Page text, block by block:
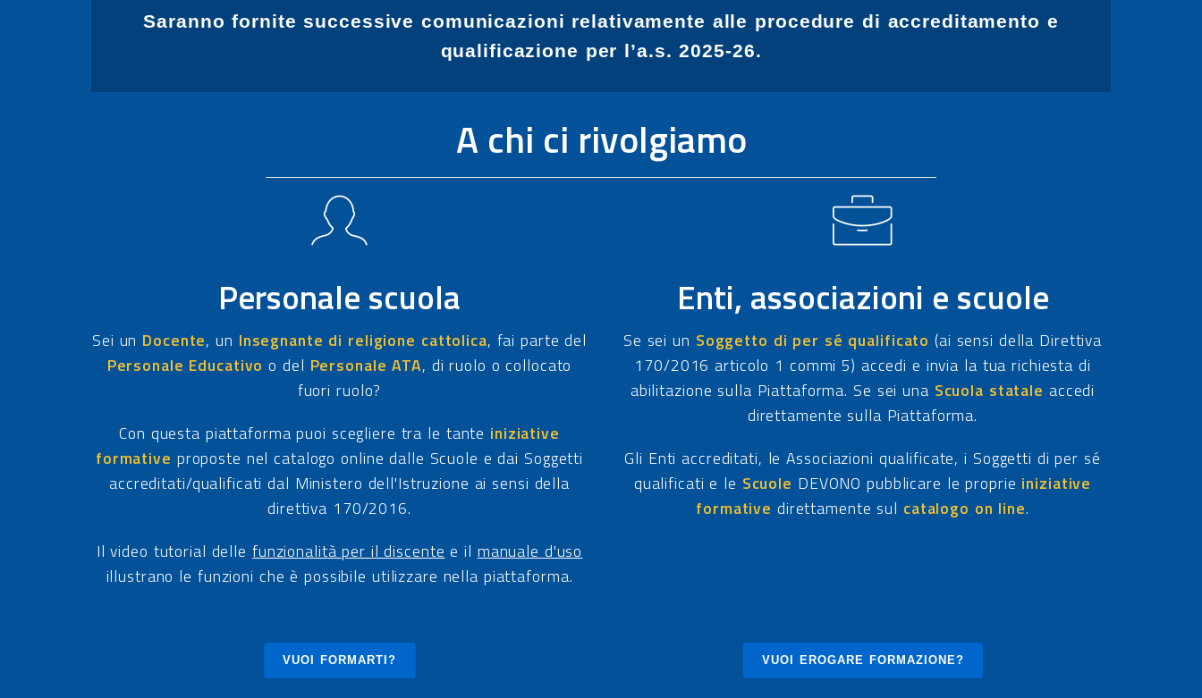
Saranno fornite successive comunicazioni relativamente alle procedure di accreditamento e
qualificazione per l’a.s. 2025-26.
A chi ci rivolgiamo
Personale scuola
Sei un Docente, un Insegnante di religione cattolica, fai parte del
Personale Educativo o del Personale ATA, di ruolo o collocato
fuori ruolo?
Con questa piattaforma puoi scegliere tra le tante iniziative
formative proposte nel catalogo online dalle Scuole e dai Soggetti
accreditati/qualificati dal Ministero dell'Istruzione ai sensi della
direttiva 170/2016.
Il video tutorial delle funzionalità per il discente e il manuale d'uso
illustrano le funzioni che è possibile utilizzare nella piattaforma.
VUOI FORMARTI?
Enti, associazioni e scuole
Se sei un Soggetto di per sé qualificato (ai sensi della Direttiva
170/2016 articolo 1 commi 5) accedi e invia la tua richiesta di
abilitazione sulla Piattaforma. Se sei una Scuola statale accedi
direttamente sulla Piattaforma.
Gli Enti accreditati, le Associazioni qualificate, i Soggetti di per sé
qualificati e le Scuole DEVONO pubblicare le proprie iniziative
formative direttamente sul catalogo on line.
VUOI EROGARE FORMAZIONE?